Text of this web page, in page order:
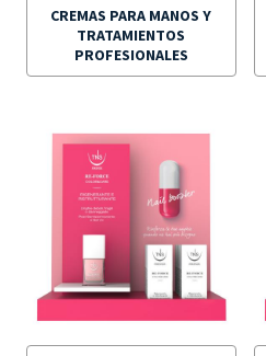
CREMAS PARA MANOS Y
TRATAMIENTOS
PROFESIONALES